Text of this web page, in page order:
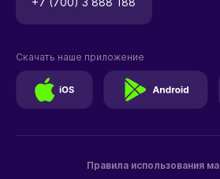
Правила использования
Скачать наше приложение